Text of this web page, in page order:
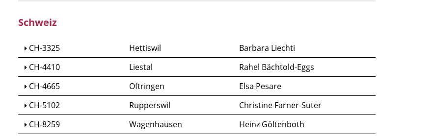
Schweiz
CH-3325 Hettiswil
Barbara Liechti
CH-4410
Liestal
Rahel Bächtold-Eggs
CH-4665
Oftringen
Elsa Pesare
CH-5102
Rupperswil
Christine Farner-Suter
CH-8259
Wagenhausen
Heinz Göltenboth